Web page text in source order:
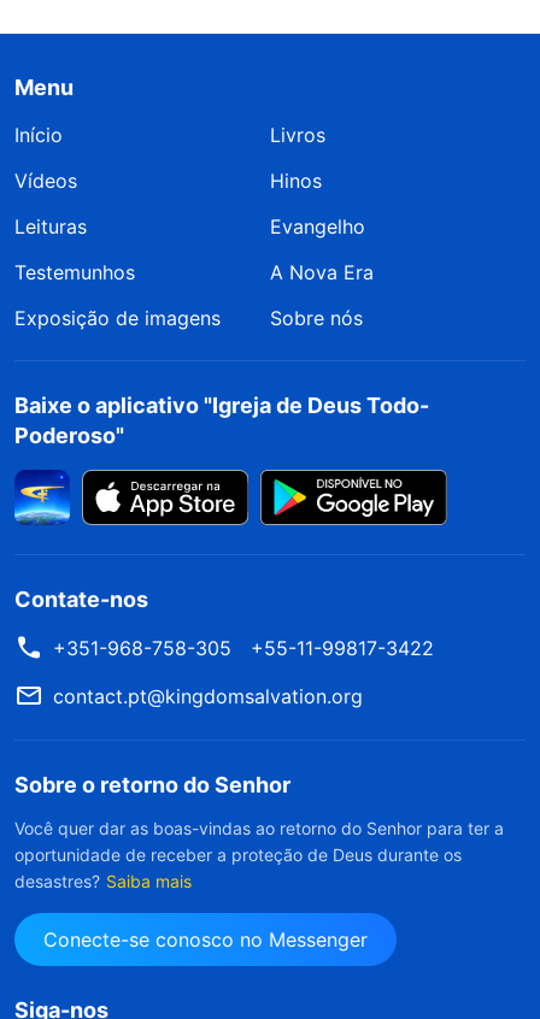
Menu
Início
Livros
Vídeos
Hinos
Leituras
Evangelho
Testemunhos
A Nova Era
Exposição de imagens
Sobre nós
Baixe o aplicativo "Igreja de Deus Todo-
Poderoso"
Contate-nos
+351-968-758-305
+55-11-99817-3422
contact.pt@kingdomsalvation.org
Sobre o retorno do Senhor
Você quer dar as boas-vindas ao retorno do Senhor para ter a
oportunidade de receber a proteção de Deus durante os
desastres? Saiba mais
Conecte-se conosco no Messenger
Siga-nos